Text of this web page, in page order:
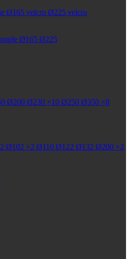
Ø165 velcro Ø225 velcro
Ø165 Ø225
Ø200 Ø230 ×10 Ø250 Ø350 ×8
Ø102 ×2 Ø110 Ø122 Ø132 Ø200 ×2